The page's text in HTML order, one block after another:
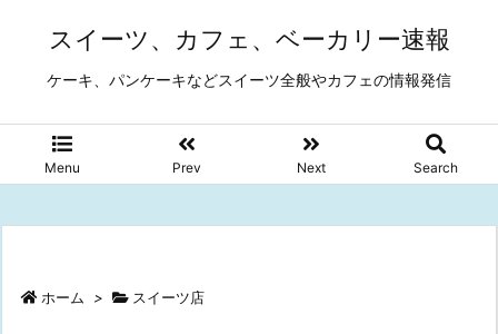
スイーツ、カフェ、ベーカリー速報
ケーキ、パンケーキなどスイーツ全般やカフェの情報発信
Menu Prev Next Search
ホーム > スイーツ店